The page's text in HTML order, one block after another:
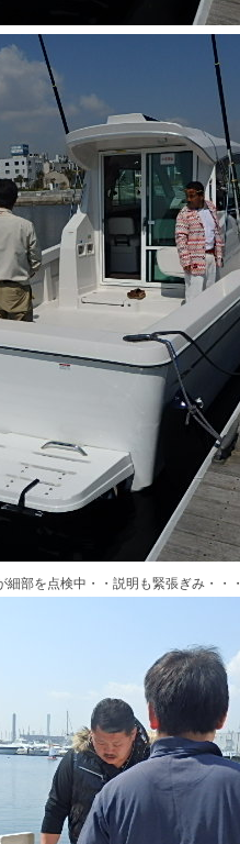
部を点検中・・説明も緊張ぎみ・・・